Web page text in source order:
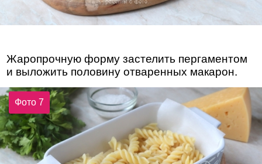
Жаропрочную форму застелить пергаментом
и выложить половину отваренных макарон.
Фото 7